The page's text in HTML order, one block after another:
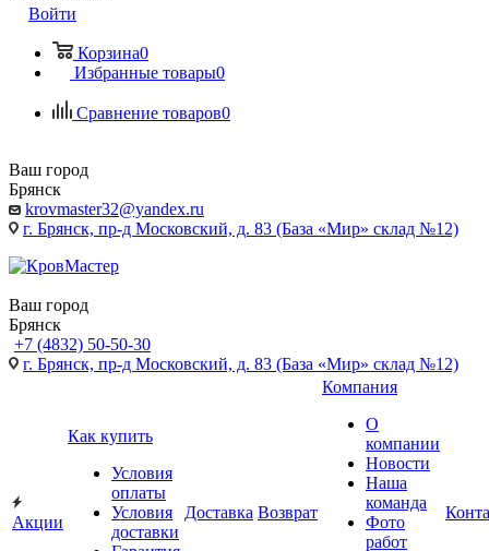
Войти
Корзина0
Избранные товары0
Сравнение товаров0
Ваш город
Брянск
krovmaster32@yandex.ru
г. Брянск, пр-д Московский, д. 83 (База «Мир» склад №12)
Ваш город
Брянск
+7 (4832) 50-50-30
г. Брянск, пр-д Московский, д. 83 (База «Мир» склад №12)
Акции
Как купить
Условия
оплаты
Условия
доставки
Доставка Возврат
Компания
О
компании
Новости
Наша
команда
Фото
работ